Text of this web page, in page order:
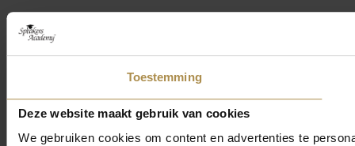
Toestemming
Deze website maakt gebruik van cookies
We gebruiken cookies om content en advertenties te